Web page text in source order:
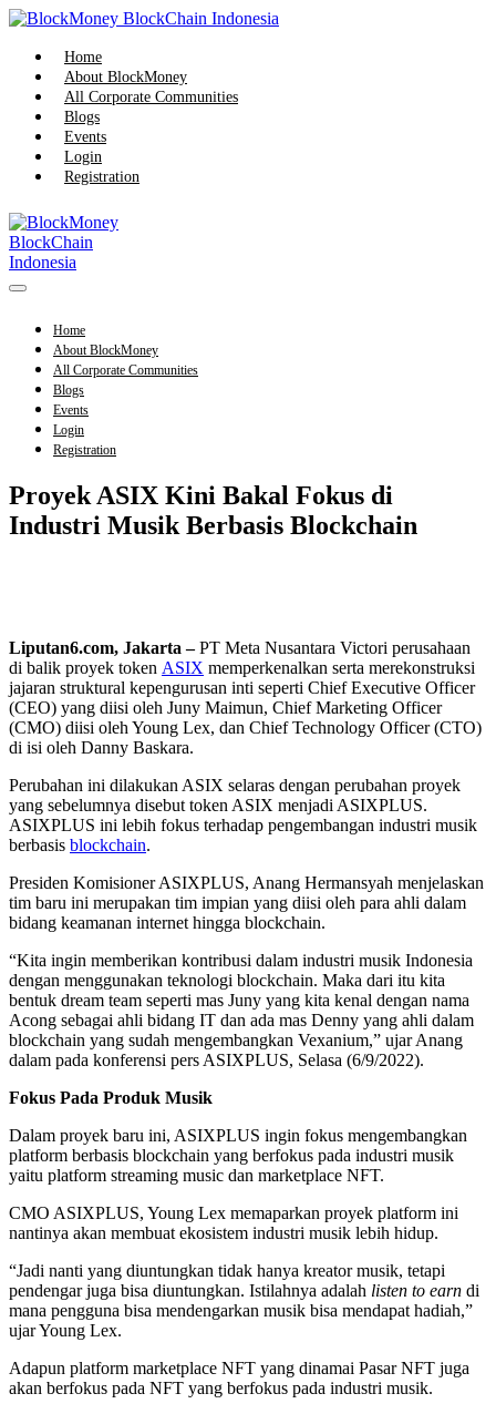
Skip
content
Home
About BlockMoney
All Corporate Communities
Blogs
Events
Login
Registration
Menu
Home
About BlockMoney
All Corporate Communities
Blogs
Events
Login
Registration
Proyek ASIX Kini Bakal Fokus di
Industri Musik Berbasis Blockchain
Liputan6.com, Jakarta –PT Meta Nusantara Victori perusahaan
di balik proyek token ASIX memperkenalkan serta merekonstruksi
jajaran struktural kepengurusan inti seperti Chief Executive Officer
(CEO) yang diisi oleh Juny Maimun, Chief Marketing Officer
(CMO) diisi oleh Young Lex, dan Chief Technology Officer (CTO)
di isi oleh Danny Baskara.
Perubahan ini dilakukan ASIX selaras dengan perubahan proyek
yang sebelumnya disebut token ASIX menjadi ASIXPLUS.
ASIXPLUS ini lebih fokus terhadap pengembangan industri musik
berbasis blockchain.
Presiden Komisioner ASIXPLUS, Anang Hermansyah menjelaskan
tim baru ini merupakan tim impian yang diisi oleh para ahli dalam
bidang keamanan internet hingga blockchain.
“Kita ingin memberikan kontribusi dalam industri musik Indonesia
dengan menggunakan teknologi blockchain. Maka dari itu kita
bentuk dream team seperti mas Juny yang kita kenal dengan nama
Acong sebagai ahli bidang IT dan ada mas Denny yang ahli dalam
blockchain yang sudah mengembangkan Vexanium,” ujar Anang
dalam pada konferensi pers ASIXPLUS, Selasa (6/9/2022).
Fokus Pada Produk Musik
Dalam proyek baru ini, ASIXPLUS ingin fokus mengembangkan
platform berbasis blockchain yang berfokus pada industri musik
yaitu platform streaming music dan marketplace NFT.
CMO ASIXPLUS, Young Lex memaparkan proyek platform ini
nantinya akan membuat ekosistem industri musik lebih hidup.
“Jadi nanti yang diuntungkan tidak hanya kreator musik, tetapi
pendengar juga bisa diuntungkan. Istilahnya adalah listen to earn di
mana pengguna bisa mendengarkan musik bisa mendapat hadiah,”
ujar Young Lex.
Adapun platform marketplace NFT yang dinamai Pasar NFT juga
akan berfokus pada NFT yang berfokus pada industri musik.